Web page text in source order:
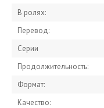
В ролях:
Перевод:
Серии
Продолжительность:
Формат:
Качество: